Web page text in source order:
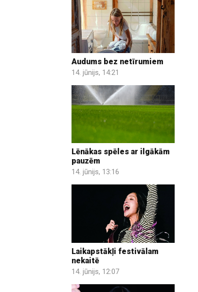
Audums bez netīrumiem
14. jūnijs, 14:21
Lēnākas spēles ar ilgākām
pauzēm
14. jūnijs, 13:16
Laikapstākļi festivālam
nekaitē
14. jūnijs, 12:07